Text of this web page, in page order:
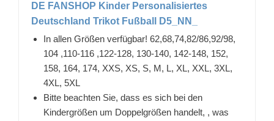
DE FANSHOP Kinder Personalisiertes
Deutschland Trikot Fußball D5_NN_
In allen Größen verfügbar! 62,68,74,82/86,92/98,
104 ,110-116 ,122-128, 130-140, 142-148, 152,
158, 164, 174, XXS, XS, S, M, L, XL, XXL, 3XL,
4XL, 5XL
Bitte beachten Sie, dass es sich bei den
Kindergrößen um Doppelgrößen handelt, , was